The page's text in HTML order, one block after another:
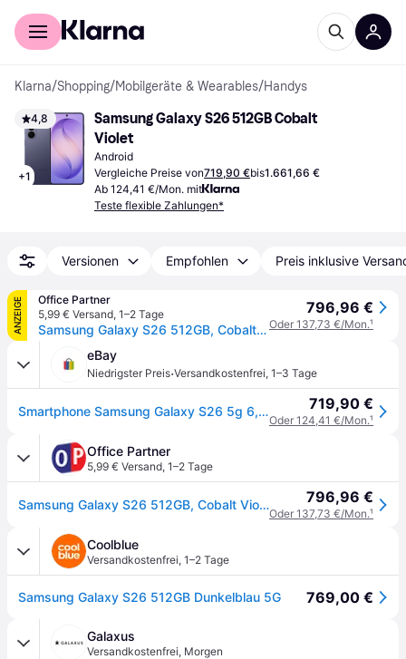
Für Shopper
Klarna/Shopping/Mobilgeräte & Wearables/Handys
4,8
+1
Samsung Galaxy S26 512GB Cobalt
Violet
Android
Vergleiche Preise von719,90 €bis1.661,66 €
Ab 124,41 €/Mon. mit
Teste flexible Zahlungen*
Versionen Empfohlen Preis inklusive
ANZEIGE
Office Partner
5,99 € Versand, 1–2 Tage
Samsung Galaxy S26 512GB, Cobalt Violet
796,96 €
Oder 137,73 €/Mon.¹
eBay
Niedrigster Preis·Versandkostenfrei, 1–3 Tage
Smartphone Samsung Galaxy S26 5g 6,3” S942 12+512gb Dualsim Cobalt Violett 719,90 €
Oder 124,41 €/Mon.¹
Office Partner
5,99 € Versand, 1–2 Tage
Samsung Galaxy S26 512GB, Cobalt Violet 796,96 €
Oder 137,73 €/Mon.¹
Coolblue
Versandkostenfrei, 1–2 Tage
Samsung Galaxy S26 512GB Dunkelblau 5G 769,00 €
Galaxus
Versandkostenfrei, Morgen